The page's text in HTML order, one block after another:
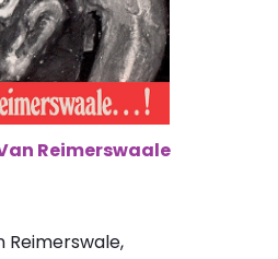
Reimerswaale
Reimerswale,